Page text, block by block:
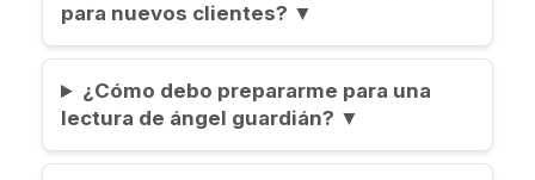
para nuevos clientes? ▼
¿Cómo debo prepararme para una
lectura de ángel guardián? ▼